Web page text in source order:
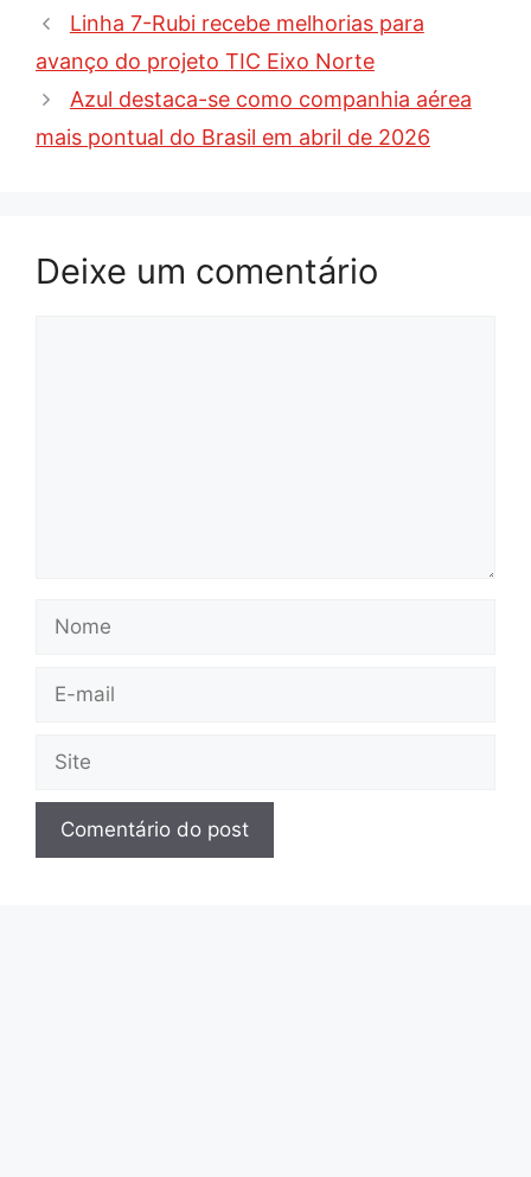
Linha 7-Rubi recebe melhorias para
avanço do projeto TIC Eixo Norte
Azul destaca-se como companhia aérea
mais pontual do Brasil em abril de 2026
Deixe um comentário
Nome
E-
Site